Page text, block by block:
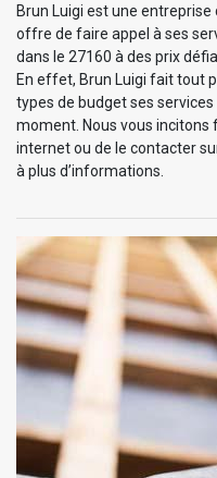
Brun Luigi est une
offre de faire appel à ses
dans le 27160 à des prix
En effet, Brun Luigi fait tout
types de budget ses services
moment. Nous vous
internet ou de le contacter
à plus d’informations.